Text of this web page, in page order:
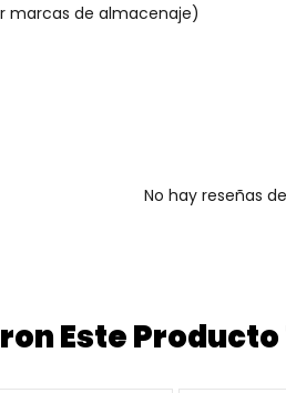
marcas de almacenaje)
No hay reseñas
Este